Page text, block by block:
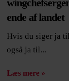
ende af landet
Hvis du siger ja
også ja til...
Læs mere »